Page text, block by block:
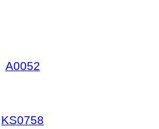
A0052
KS0758